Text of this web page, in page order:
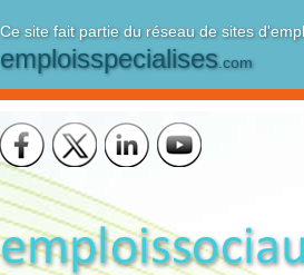
Ce site fait partie du réseau de sites
emploisspecialises.com